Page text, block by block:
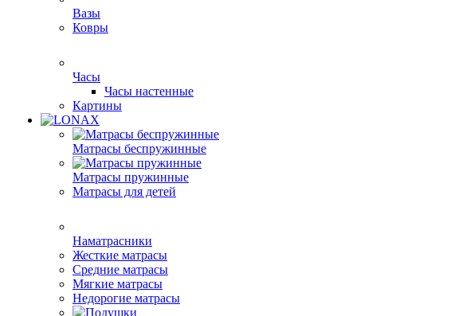
Вазы
Ковры
Часы
Часы настенные
Картины
Матрасы беспружинные
Матрасы пружинные
Матрасы для детей
Наматрасники
Жесткие матрасы
Средние матрасы
Мягкие матрасы
Недорогие матрасы